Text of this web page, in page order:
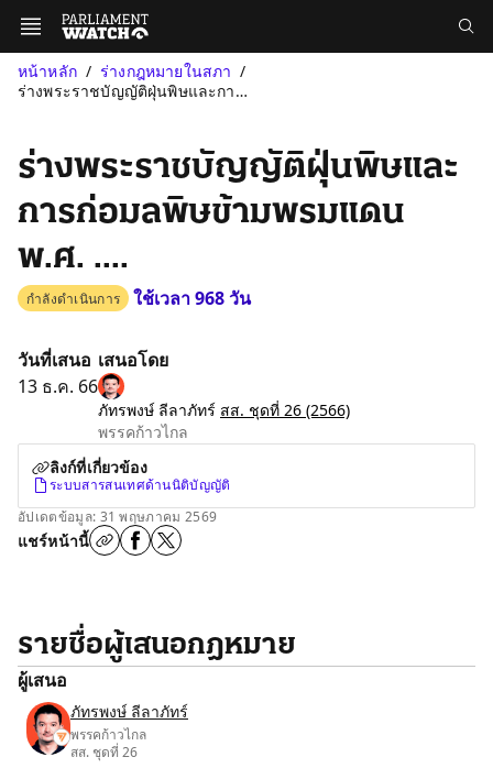
หน้าหลัก
ร่างกฎหมายในสภา
ร่างพระราชบัญญัติฝุ่นพิษและการก่อมลพิษข้ามพรมแดน พ.ศ. ....
ร่างพระราชบัญญัติฝุ่นพิษและ
การก่อมลพิษข้ามพรมแดน
พ.ศ. ....
กำลังดำเนินการ ใช้เวลา 968 วัน
วันที่เสนอ
13 ธ.ค. 66
เสนอโดย
ภัทรพงษ์ ลีลาภัทร์ สส. ชุดที่ 26 (2566)
พรรคก้าวไกล
ลิงก์ที่เกี่ยวข้อง
ระบบสารสนเทศด้านนิติบัญญัติ
อัปเดตข้อมูล: 31 พฤษภาคม 2569
แชร์หน้านี้
รายชื่อผู้เสนอกฎหมาย
ผู้เสนอ
ภัทรพงษ์ ลีลาภัทร์
พรรคก้าวไกล
สส. ชุดที่ 26